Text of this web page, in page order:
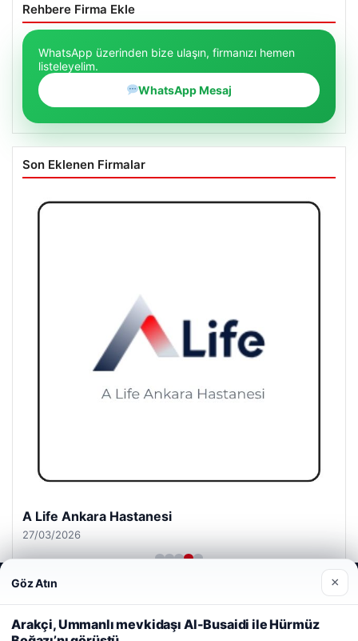
Rehbere Firma Ekle
WhatsApp üzerinden bize ulaşın, firmanızı hemen
listeleyelim.
WhatsApp Mesaj
Son Eklenen Firmalar
A Life Ankara Hastanesi
27/03/2026
Web sitemizi nasıl kullandığınızı daha iyi anlayabilmek,
deneyiminizi kişiselleştirmek ve geliştirmek amacıyla çerezler
kullanıyoruz.
Çerez Politikamız
Göz Atın ×
Arakçi, Ummanlı mevkidaşı Al-Busaidi ile Hürmüz